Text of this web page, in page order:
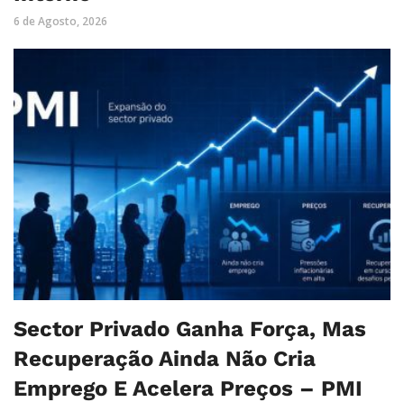
6 de Agosto, 2026
Sector Privado Ganha Força, Mas
Recuperação Ainda Não Cria
Emprego E Acelera Preços – PMI